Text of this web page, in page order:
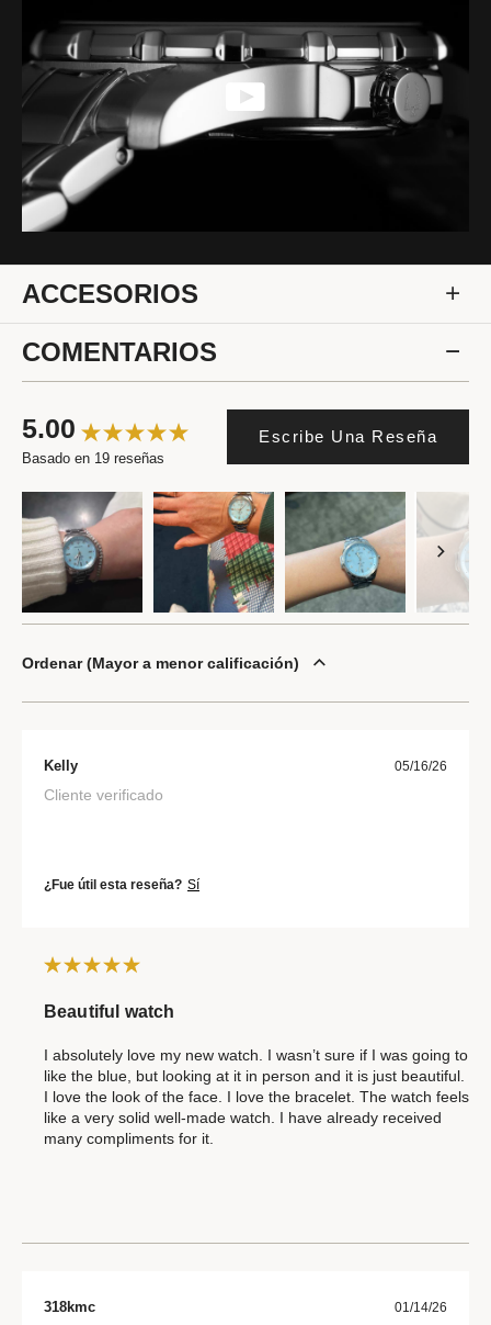
ACCESORIOS
COMENTARIOS
5.00
Basado en 19 reseñas
Escribe Una Reseña
Ordenar Mayor a menor calificación
Kelly 05/16/26
Cliente verificado
¿Fue útil esta reseña? Sí
Beautiful watch
I absolutely love my new watch. I wasn’t sure if I was going to
like the blue, but looking at it in person and it is just beautiful.
I love the look of the face. I love the bracelet. The watch feels
like a very solid well-made watch. I have already received
many compliments for it.
318kmc 01/14/26